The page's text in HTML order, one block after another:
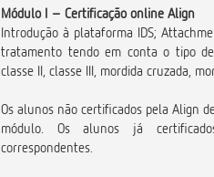
Módulo I – Certificação online Align
Introdução à plataforma IDS;
tratamento tendo em conta o tipo
classe II, classe III, mordida cruzada,
Os alunos não certificados pela Align
módulo. Os alunos já
correspondentes.